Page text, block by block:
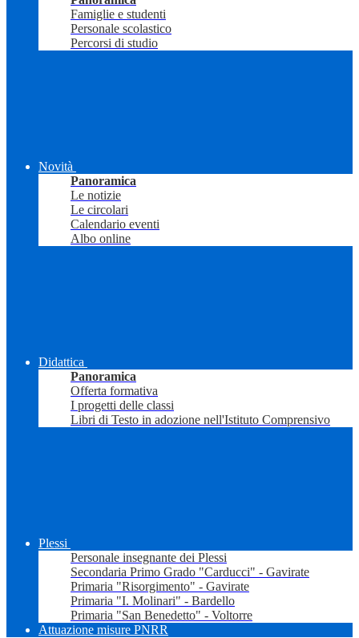
Famiglie e studenti
Personale scolastico
Percorsi di studio
Novità
Panoramica
Le notizie
Le circolari
Calendario eventi
Albo online
Didattica
Panoramica
Offerta formativa
I progetti delle classi
Libri di Testo in adozione nell'Istituto Comprensivo
Plessi
Personale insegnante dei Plessi
Secondaria Primo Grado "Carducci" - Gavirate
Primaria "Risorgimento" - Gavirate
Primaria "I. Molinari" - Bardello
Primaria "San Benedetto" - Voltorre
Attuazione misure PNRR